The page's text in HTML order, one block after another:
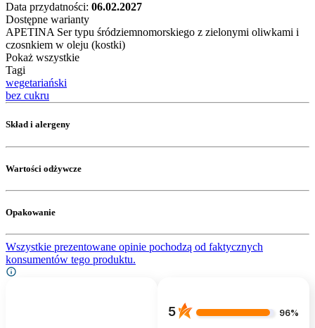
Data przydatności: 06.02.2027
Dostępne warianty
APETINA Ser typu śródziemnomorskiego z zielonymi oliwkami i
czosnkiem w oleju (kostki)
Pokaż wszystkie
Tagi
wegetariański
bez cukru
Skład i alergeny
Wartości odżywcze
Opakowanie
Wszystkie prezentowane opinie pochodzą od faktycznych
konsumentów tego produktu.
5 96%